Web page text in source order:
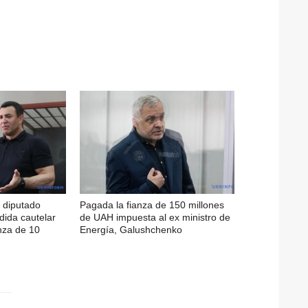
diputado
cautelar
de 10
Pagada la fianza de 150 millones
de UAH impuesta al ex ministro de
Energía, Galushchenko